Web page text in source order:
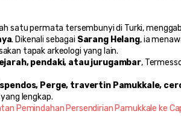
satu permata tersembunyi di Turki,
. Dikenali sebagai Sarang Helang, ia
tapak arkeologi yang lain.
pendaki, atau jurugambar,
Perge, travertin Pamukkale,
lengkap.
Pemindahan Persendirian Pamukkale ke